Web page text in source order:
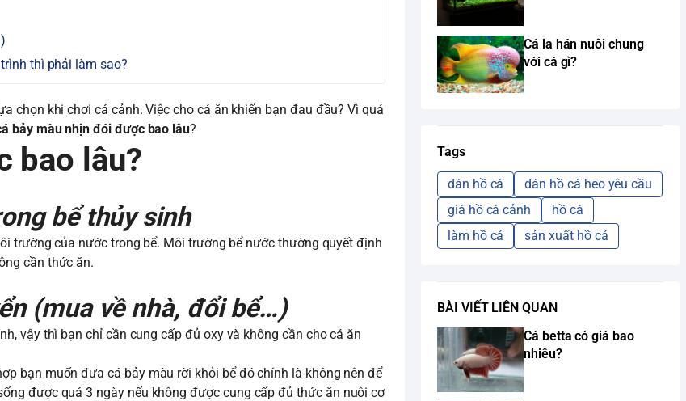
thì phải làm sao?
chọn khi chơi cá cảnh. Việc cho cá ăn khiến bạn đau đầu? Vì quá
bảy màu nhịn đói được bao lâu?
bao lâu?
bể thủy sinh
trường của nước trong bể. Môi trường bể nước thường quyết định
cần thức ăn.
(mua về nhà, đổi bể…)
vậy thì bạn chỉ cần cung cấp đủ oxy và không cần cho cá ăn
bạn muốn đưa cá bảy màu rời khỏi bể đó chính là không nên để
được quá 3 ngày nếu không được cung cấp đủ thức ăn nuôi cơ
Cá la hán nuôi chung
với cá gì?
Tags
dán hồ cá
dán hồ cá heo yêu cầu
giá hồ cá cảnh
hồ cá
làm hồ cá
sản xuất hồ cá
BÀI VIẾT LIÊN QUAN
Cá betta có giá bao
nhiêu?